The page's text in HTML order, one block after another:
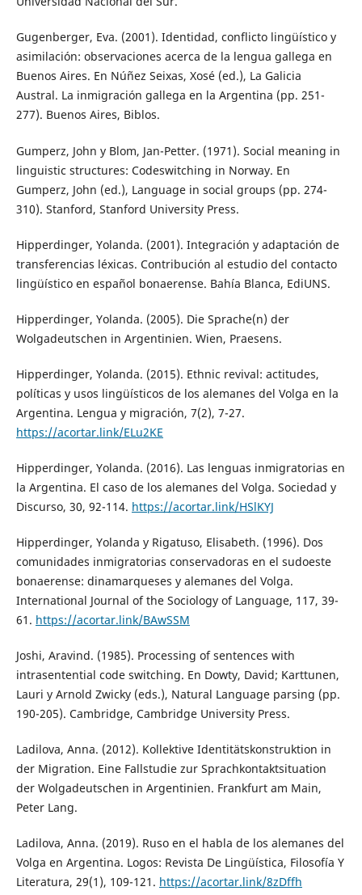
Gugenberger, Eva. (2001). Identidad, conflicto lingüístico y
asimilación: observaciones acerca de la lengua gallega en
Buenos Aires. En Núñez Seixas, Xosé (ed.), La Galicia
Austral. La inmigración gallega en la Argentina (pp. 251-
277). Buenos Aires, Biblos.
Gumperz, John y Blom, Jan-Petter. (1971). Social meaning in
linguistic structures: Codeswitching in Norway. En
Gumperz, John (ed.), Language in social groups (pp. 274-
310). Stanford, Stanford University Press.
Hipperdinger, Yolanda. (2001). Integración y adaptación de
transferencias léxicas. Contribución al estudio del contacto
lingüístico en español bonaerense. Bahía Blanca, EdiUNS.
Hipperdinger, Yolanda. (2005). Die Sprache(n) der
Wolgadeutschen in Argentinien. Wien, Praesens.
Hipperdinger, Yolanda. (2015). Ethnic revival: actitudes,
políticas y usos lingüísticos de los alemanes del Volga en la
Argentina. Lengua y migración, 7(2), 7-27.
https://acortar.link/ELu2KE
Hipperdinger, Yolanda. (2016). Las lenguas inmigratorias en
la Argentina. El caso de los alemanes del Volga. Sociedad y
Discurso, 30, 92-114. https://acortar.link/HSlKYJ
Hipperdinger, Yolanda y Rigatuso, Elisabeth. (1996). Dos
comunidades inmigratorias conservadoras en el sudoeste
bonaerense: dinamarqueses y alemanes del Volga.
International Journal of the Sociology of Language, 117, 39-
61. https://acortar.link/BAwSSM
Joshi, Aravind. (1985). Processing of sentences with
intrasentential code switching. En Dowty, David; Karttunen,
Lauri y Arnold Zwicky (eds.), Natural Language parsing (pp.
190-205). Cambridge, Cambridge University Press.
Ladilova, Anna. (2012). Kollektive Identitätskonstruktion in
der Migration. Eine Fallstudie zur Sprachkontaktsituation
der Wolgadeutschen in Argentinien. Frankfurt am Main,
Peter Lang.
Ladilova, Anna. (2019). Ruso en el habla de los alemanes del
Volga en Argentina. Logos: Revista De Lingüística, Filosofía Y
Literatura, 29(1), 109-121. https://acortar.link/8zDffh